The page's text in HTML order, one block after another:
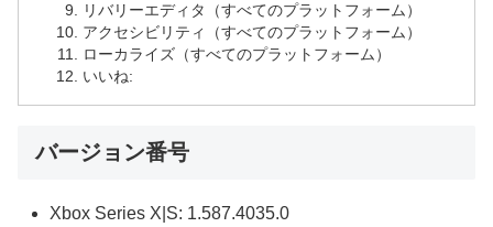
リバリーエディタ（すべてのプラットフォーム）
アクセシビリティ（すべてのプラットフォーム）
ローカライズ（すべてのプラットフォーム）
いいね:
バージョン番号
Xbox Series X|S: 1.587.4035.0